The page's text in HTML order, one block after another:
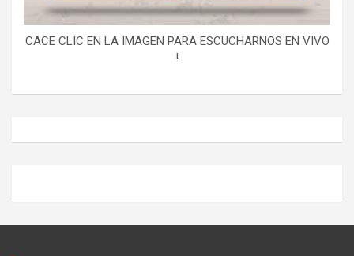
CACE CLIC EN LA IMAGEN PARA ESCUCHARNOS EN VIVO
!